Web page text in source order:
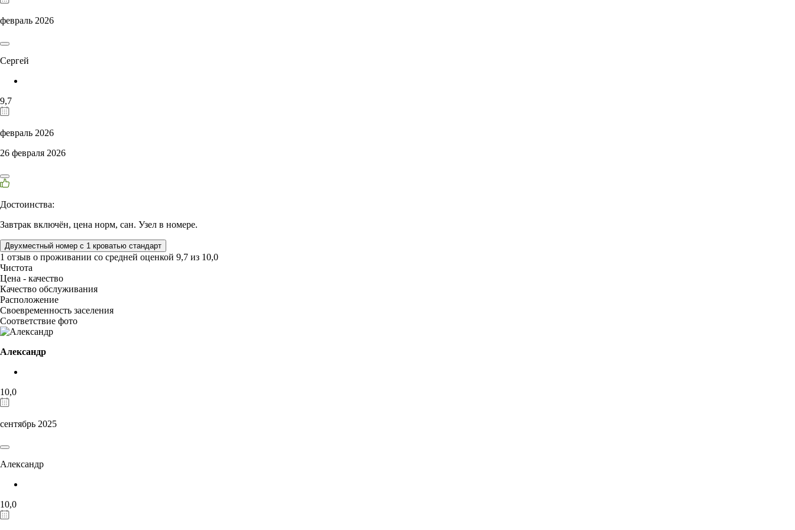
февраль 2026
Сергей
9,7
февраль 2026
26 февраля 2026
Достоинства:
Завтрак включён, цена норм, сан. Узел в номере.
Двухместный номер с 1 кроватью стандарт
1 отзыв о проживании со средней оценкой 9,7 из 10,0
Чистота
Цена - качество
Качество обслуживания
Расположение
Своевременность заселения
Соответствие фото
Александр
10,0
сентябрь 2025
Александр
10,0